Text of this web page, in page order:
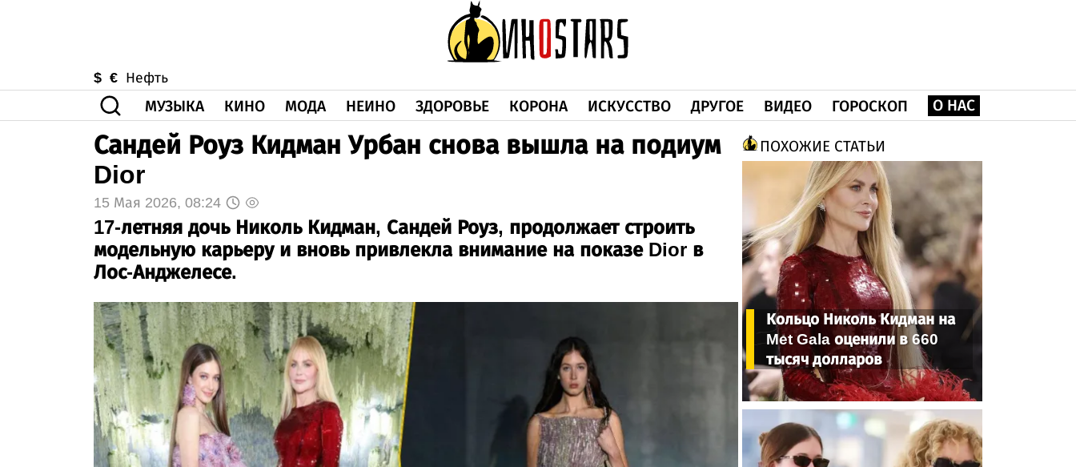
$ € Нефть
МУЗЫКА КИНО МОДА НЕИНО ЗДОРОВЬЕ КОРОНА ИСКУССТВО ДРУГОЕ ВИДЕО ГОРОСКОП О НАС
Сандей Роуз Кидман Урбан снова вышла на подиум
Dior
15 Мая 2026, 08:24
17-летняя дочь Николь Кидман, Сандей Роуз, продолжает строить
модельную карьеру и вновь привлекла внимание на показе Dior в
Лос-Анджелесе.
ПОХОЖИЕ СТАТЬИ
Кольцо Николь Кидман на
Met Gala оценили в 660
тысяч долларов